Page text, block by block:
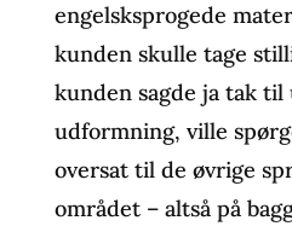
engelsksprogede
kunden skulle tage
kunden sagde ja tak til
udformning, ville
oversat til de øvrige
området – altså på